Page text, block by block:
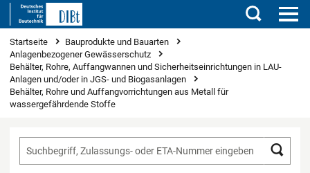
Suchen
Sie sind hier
Startseite
Bauprodukte und Bauarten
Anlagenbezogener Gewässerschutz
Behälter, Rohre, Auffangwannen und Sicherheitseinrichtungen in LAU-
Anlagen und/oder in JGS- und Biogasanlagen
Behälter, Rohre und Auffangvorrichtungen aus Metall für
wassergefährdende Stoffe